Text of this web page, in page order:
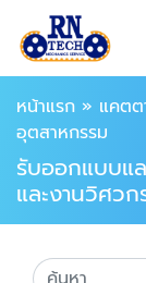
หน้าแรก » แคต
อุตสาหกรรม
รับออกแบบแ
และงานวิศวก